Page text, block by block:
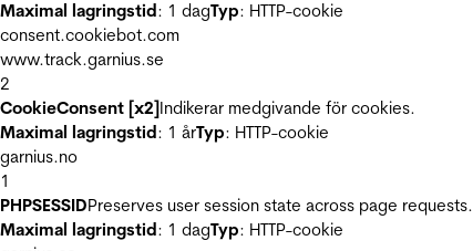
Maximal lagringstid: 1 dagTyp: HTTP-cookie
consent.cookiebot.com
www.track.garnius.se
2
CookieConsent [x2]Indikerar medgivande för cookies.
Maximal lagringstid: 1 årTyp: HTTP-cookie
garnius.no
1
PHPSESSIDPreserves user session state across page requests.
Maximal lagringstid: 1 dagTyp: HTTP-cookie